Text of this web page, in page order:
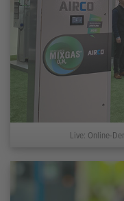
Live: Online-